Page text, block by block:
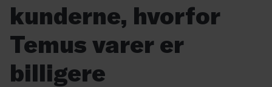
kunderne, hvorfor
Temus varer er
billigere